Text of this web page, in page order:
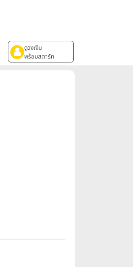
ดูวงเงิน
พร้อมสตาร์ท